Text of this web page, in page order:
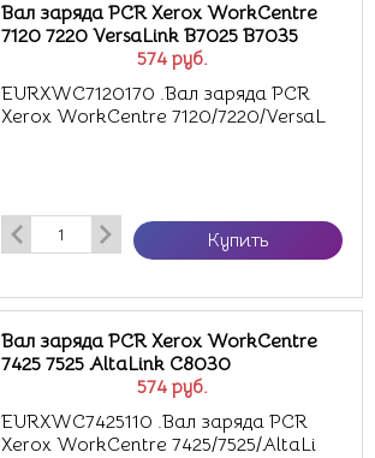
574 руб.
Вал заряда PCR Xerox WorkCentre
7120 7220 VersaLink B7025 B7035
EURXWC7120170 .Вал заряда PCR
Xerox WorkCentre 7120/7220/VersaL
Купить
574 руб.
Вал заряда PCR Xerox WorkCentre
7425 7525 AltaLink C8030
EURXWC7425110 .Вал заряда PCR
Xerox WorkCentre 7425/7525/AltaLi